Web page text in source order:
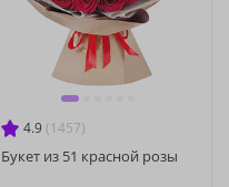
4.9 (1457)
Букет из 51 красной розы